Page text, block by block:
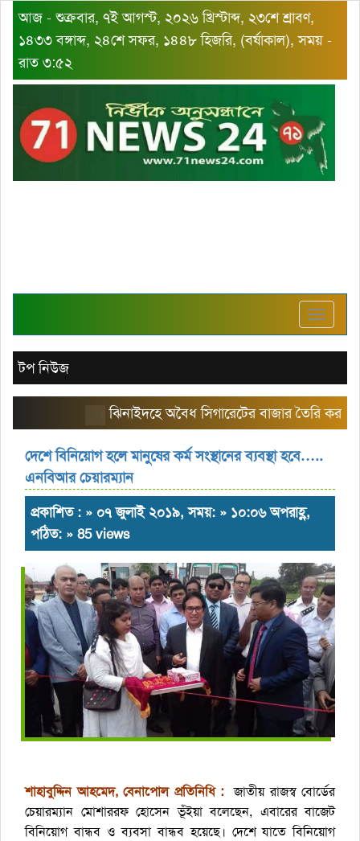
আজ - শুক্রবার, ৭ই আগস্ট, ২০২৬ খ্রিস্টাব্দ, ২৩শে শ্রাবণ,
১৪৩৩ বঙ্গাব্দ, ২৪শে সফর, ১৪৪৮ হিজরি, (বর্ষাকাল), সময় -
রাত ৩:৫২
Toggle
টপ নিউজ
ঝিনাইদহে অবৈধ সিগারেটের বাজার তৈরি করছে
দেশে বিনিয়োগ হলে মানুষের কর্ম সংস্থানের ব্যবস্থা হবে…..
এনবিআর চেয়ারম্যান
প্রকাশিত : » ০৭ জুলাই ২০১৯, সময়: » ১০:০৬ অপরাহ্ণ,
পঠিত: » 85 views
শাহাবুদ্দিন আহমেদ, বেনাপোল প্রতিনিধি :
জাতীয় রাজস্ব বোর্ডের
চেয়ারম্যান মোশাররফ হোসেন ভূঁইয়া বলেছেন, এবারের বাজেট
বিনিয়োগ বান্ধব ও ব্যবসা বান্ধব হয়েছে। দেশে যাতে বিনিয়োগ